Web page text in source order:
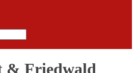
& Friedwald